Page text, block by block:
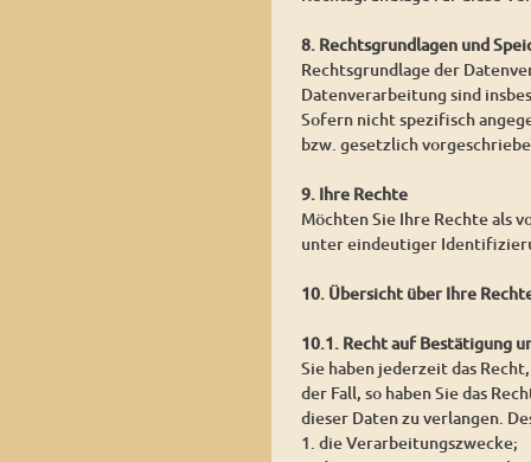
8. Rechtsgrundlagen und
Rechtsgrundlage der
Datenverarbeitung sind
Sofern nicht spezifisch
bzw. gesetzlich
9. Ihre Rechte
Möchten Sie Ihre Rechte als
unter eindeutiger
10. Übersicht über Ihre
10.1. Recht auf Bestätigung
Sie haben jederzeit das
der Fall, so haben Sie das
dieser Daten zu verlangen.
1. die Verarbeitungszwecke;